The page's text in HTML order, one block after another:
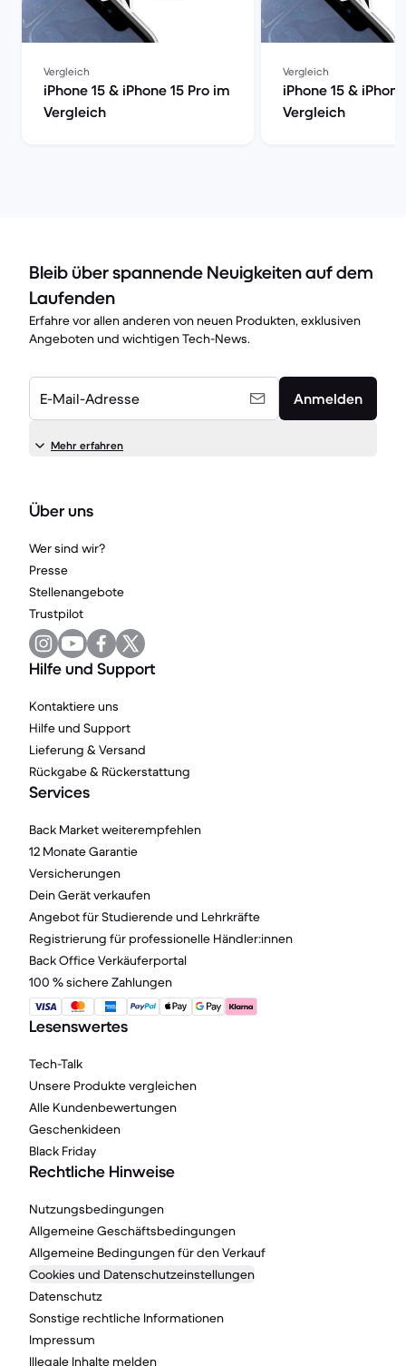
Vergleich
iPhone 15 & iPhone 15 Pro im
Vergleich
Vergleich
iPhone 15 &
Vergleich
Bleib über spannende Neuigkeiten auf dem
Laufenden
Erfahre vor allen anderen von neuen Produkten, exklusiven
Angeboten und wichtigen Tech-News.
E-Mail-Adresse Anmelden
Mehr erfahren
Über uns
Wer sind wir?
Presse
Stellenangebote
Trustpilot
Hilfe und Support
Kontaktiere uns
Hilfe und Support
Lieferung & Versand
Rückgabe & Rückerstattung
Services
Back Market weiterempfehlen
12 Monate Garantie
Versicherungen
Dein Gerät verkaufen
Angebot für Studierende und Lehrkräfte
Registrierung für professionelle Händler:innen
Back Office Verkäuferportal
100 % sichere Zahlungen
Lesenswertes
Tech-Talk
Unsere Produkte vergleichen
Alle Kundenbewertungen
Geschenkideen
Black Friday
Rechtliche Hinweise
Nutzungsbedingungen
Allgemeine Geschäftsbedingungen
Allgemeine Bedingungen für den Verkauf
Cookies und Datenschutzeinstellungen
Datenschutz
Sonstige rechtliche Informationen
Impressum
Illegale Inhalte melden